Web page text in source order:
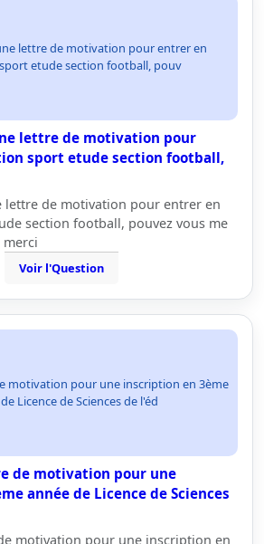
lettre de motivation pour entrer en
etude section football, pouv
lettre de motivation pour
sport etude section football,
lettre de motivation pour entrer en
section football, pouvez vous me
Voir l'Question
motivation pour une inscription en 3ème
Licence de Sciences de l'éd
de motivation pour une
année de Licence de Sciences
motivation pour une inscription en